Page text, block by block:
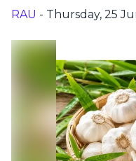
RAU - Thursday, 25